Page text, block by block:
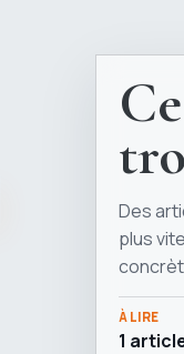
Des
plus
À LIRE
1